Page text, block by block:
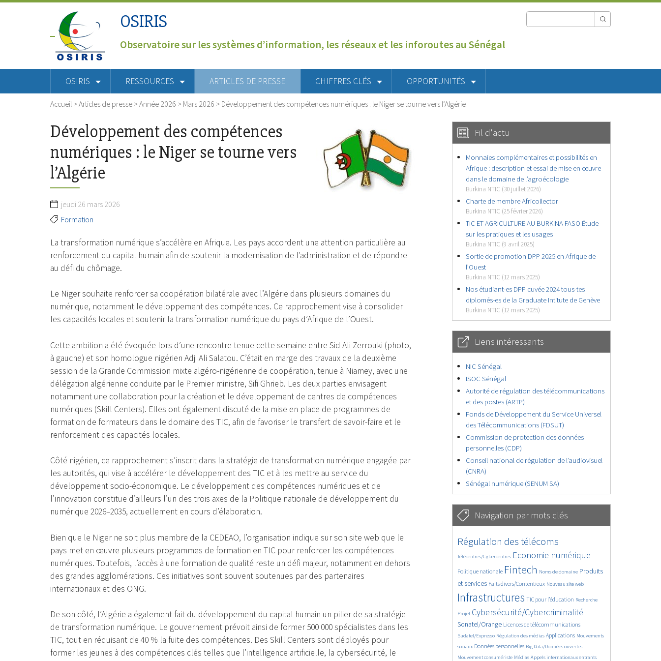
OSIRIS
Observatoire sur les systèmes d’information, les réseaux et les inforoutes au Sénégal
OSIRIS RESSOURCES ARTICLES DE PRESSE CHIFFRES CLÉS OPPORTUNITÉS
Accueil >Articles de presse >Année 2026 > Mars 2026 > Développement des compétences numériques : le Niger se tourne vers l’Algérie
Développement des compétences
numériques : le Niger se tourne vers
l’Algérie
jeudi 26 mars 2026
Formation
La transformation numérique s’accélère en Afrique. Les pays accordent une attention particulière au
renforcement du capital humain afin de soutenir la modernisation de l’administration et de répondre
au défi du chômage.
Le Niger souhaite renforcer sa coopération bilatérale avec l’Algérie dans plusieurs domaines du
numérique, notamment le développement des compétences. Ce rapprochement vise à consolider
les capacités locales et soutenir la transformation numérique du pays d’Afrique de l’Ouest.
Cette ambition a été évoquée lors d’une rencontre tenue cette semaine entre Sid Ali Zerrouki (photo,
à gauche) et son homologue nigérien Adji Ali Salatou. C’était en marge des travaux de la deuxième
session de la Grande Commission mixte algéro-nigérienne de coopération, tenue à Niamey, avec une
délégation algérienne conduite par le Premier ministre, Sifi Ghrieb. Les deux parties envisagent
notamment une collaboration pour la création et le développement de centres de compétences
numériques (Skill Centers). Elles ont également discuté de la mise en place de programmes de
formation de formateurs dans le domaine des TIC, afin de favoriser le transfert de savoir-faire et le
renforcement des capacités locales.
Côté nigérien, ce rapprochement s’inscrit dans la stratégie de transformation numérique engagée par
les autorités, qui vise à accélérer le développement des TIC et à les mettre au service du
développement socio-économique. Le développement des compétences numériques et de
l’innovation constitue d’ailleurs l’un des trois axes de la Politique nationale de développement du
numérique 2026–2035, actuellement en cours d’élaboration.
Bien que le Niger ne soit plus membre de la CEDEAO, l’organisation indique sur son site web que le
pays met en œuvre plusieurs programmes de formation en TIC pour renforcer les compétences
numériques. Toutefois, l’accès à une formation de qualité reste un défi majeur, notamment en dehors
des grandes agglomérations. Ces initiatives sont souvent soutenues par des partenaires
internationaux et des ONG.
De son côté, l’Algérie a également fait du développement du capital humain un pilier de sa stratégie
de transformation numérique. Le gouvernement prévoit ainsi de former 500 000 spécialistes dans les
TIC, tout en réduisant de 40 % la fuite des compétences. Des Skill Centers sont déployés pour
former les jeunes à des compétences clés telles que l’intelligence artificielle, la cybersécurité, le
Fil d'actu
Monnaies complémentaires et possibilités en
Afrique : description et essai de mise en œuvre
dans le domaine de l’agroécologie
Burkina NTIC (30 juillet 2026)
Charte de membre Africollector
Burkina NTIC (25 février 2026)
TIC ET AGRICULTURE AU BURKINA FASO Étude
sur les pratiques et les usages
Burkina NTIC (9 avril 2025)
Sortie de promotion DPP 2025 en Afrique de
l’Ouest
Burkina NTIC (12 mars 2025)
Nos étudiant-es DPP cuvée 2024 tous-tes
diplomés-es de la Graduate Intitute de Genève
Burkina NTIC (12 mars 2025)
Liens intéressants
NIC Sénégal
ISOC Sénégal
Autorité de régulation des télécommunications
et des postes (ARTP)
Fonds de Développement du Service Universel
des Télécommunications (FDSUT)
Commission de protection des données
personnelles (CDP)
Conseil national de régulation de l’audiovisuel
(CNRA)
Sénégal numérique (SENUM SA)
Navigation par mots clés
4655/5792
Régulation des télécoms
402/5792
Télécentres/Cybercentres
3698/5792 Economie numérique
1906/5792
Politique nationale
5325/5792 Fintech
709/5792
Noms de domaine
2390/5792
Produits
et services
1563/5792 Faits divers/Contentieux
841/5792 Nouveau site web
5792/5792
Infrastructures
1865/5792
TIC pour l’éducation
196/5792
Recherche
247/5792
Projet
3732/5792Cybersécurité/Cybercriminalité
2319/5792
Sonatel/Orange
1654/5792 Licences de télécommunications
303/5792
Sudatel/Expresso
1049/5792 Régulation des médias
1541/5792 Applications
1228/5792
Mouvements
sociaux
1730/5792Données personnelles
150/5792 Big Data/Données ouvertes
637/5792
Mouvement consumériste
367/5792 Médias
657/5792 Appels internationaux entrants
1754/5792